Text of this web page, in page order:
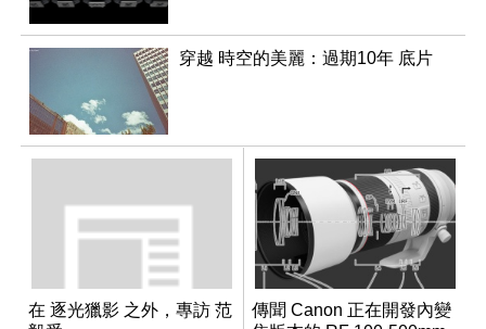
穿越 時空的美麗：過期10年 底片
在 逐光獵影 之外，專訪 范
傳聞 Canon 正在開發內變